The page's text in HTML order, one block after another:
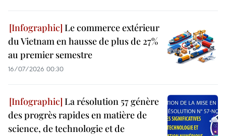
Le commerce extérieur
du Vietnam en hausse de plus de 27%
au premier semestre
16/07/2026 00:30
La résolution 57 génère
des progrès rapides en matière de
science, de technologie et de